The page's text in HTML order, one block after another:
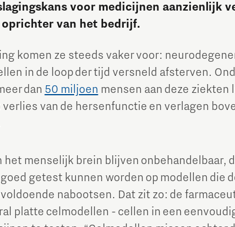
voor medicijnen aanzienlijk
oprichter van het bedrijf.
komen ze steeds vaker voor:
in de loop der tijd versneld afsterven.
dan 50 miljoen mensen aan deze
van de hersenfunctie en verlagen
het menselijk brein blijven onbehandelbaar,
getest kunnen worden op modellen die
nabootsen. Dat zit zo: de
platte celmodellen - cellen in een